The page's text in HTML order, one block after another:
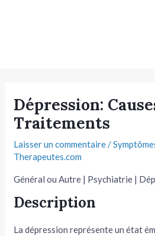
Dépression:
Traitements
Laisser un commentaire/
Therapeutes.com
Général ou Autre | Psychiatrie |
Description
La dépression représente un état